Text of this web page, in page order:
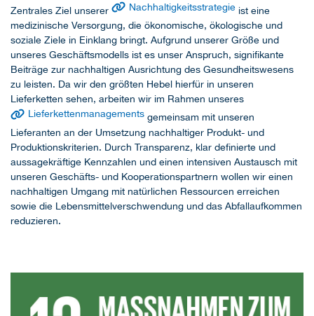
Zentrales Ziel unserer Nachhaltigkeitsstrategie ist eine
medizinische Versorgung, die ökonomische, ökologische und
soziale Ziele in Einklang bringt. Aufgrund unserer Größe und
unseres Geschäftsmodells ist es unser Anspruch, signifikante
Beiträge zur nachhaltigen Ausrichtung des Gesundheitswesens
zu leisten. Da wir den größten Hebel hierfür in unseren
Lieferketten sehen, arbeiten wir im Rahmen unseres
Lieferkettenmanagements gemeinsam mit unseren
Lieferanten an der Umsetzung nachhaltiger Produkt- und
Produktionskriterien. Durch Transparenz, klar definierte und
aussagekräftige Kennzahlen und einen intensiven Austausch mit
unseren Geschäfts- und Kooperationspartnern wollen wir einen
nachhaltigen Umgang mit natürlichen Ressourcen erreichen
sowie die Lebensmittelverschwendung und das Abfallaufkommen
reduzieren.